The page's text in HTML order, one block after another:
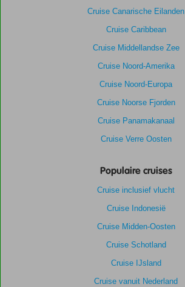
Cruise Canarische Eilanden
Cruise Caribbean
Cruise Middellandse Zee
Cruise Noord-Amerika
Cruise Noord-Europa
Cruise Noorse Fjorden
Cruise Panamakanaal
Cruise Verre Oosten
Populaire cruises
Cruise inclusief vlucht
Cruise Indonesië
Cruise Midden-Oosten
Cruise Schotland
Cruise IJsland
Cruise vanuit Nederland